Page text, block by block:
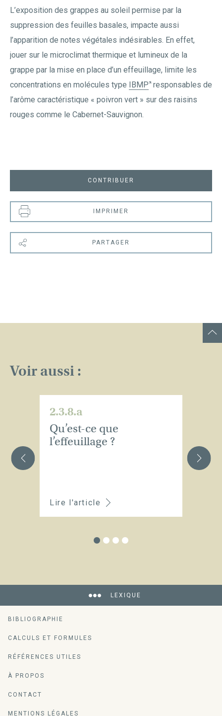
L’exposition des grappes au soleil permise par la
suppression des feuilles basales, impacte aussi
l’apparition de notes végétales indésirables. En effet,
jouer sur le microclimat thermique et lumineux de la
grappe par la mise en place d’un effeuillage, limite les
concentrations en molécules type IBMP responsables de
l’arôme caractéristique « poivron vert » sur des raisins
rouges comme le Cabernet-Sauvignon.
CONTRIBUER
IMPRIMER
PARTAGER
Voir aussi :
2.3.8.a
Qu’est-ce que
l’effeuillage ?
Lire l'article
LEXIQUE
BIBLIOGRAPHIE
CALCULS ET FORMULES
RÉFÉRENCES UTILES
À PROPOS
CONTACT
MENTIONS LÉGALES